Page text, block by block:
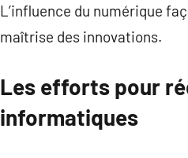
L’influence du numérique
maîtrise des innovations.
Les efforts pour
informatiques